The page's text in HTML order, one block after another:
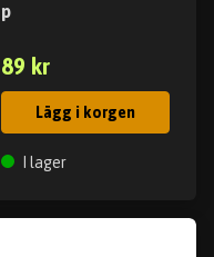
p
89 kr
Lägg i korgen
I lager